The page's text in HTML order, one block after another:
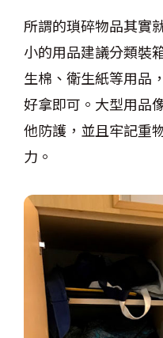
所謂的瑣碎物品其實
小的用品建議分類裝
生棉、衛生紙等用品
好拿即可。大型用品
他防護，並且牢記重
力。